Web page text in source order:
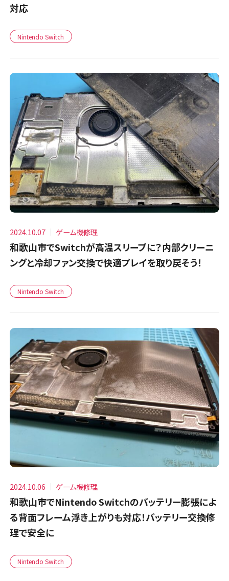
対応
Nintendo Switch
2024.10.07 ゲーム機修理
和歌山市でSwitchが高温スリープに？内部クリーニ
ングと冷却ファン交換で快適プレイを取り戻そう！
Nintendo Switch
2024.10.06 ゲーム機修理
和歌山市でNintendo Switchのバッテリー膨張によ
る背面フレーム浮き上がりも対応！バッテリー交換修
理で安全に
Nintendo Switch